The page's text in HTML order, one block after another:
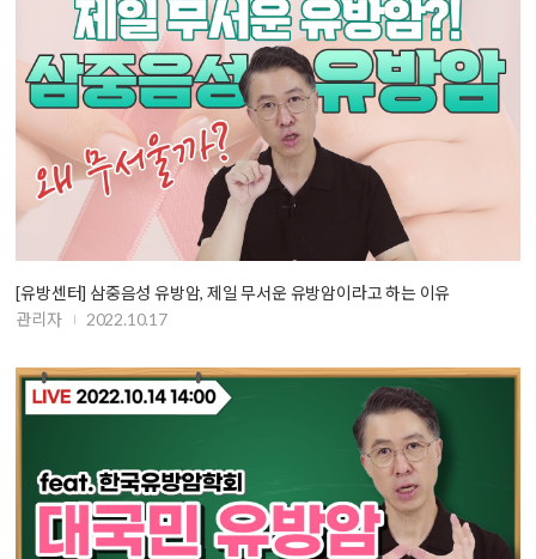
[유방센터] 삼중음성 유방암, 제일 무서운 유방암이라고 하는 이유
관리자
2022.10.17